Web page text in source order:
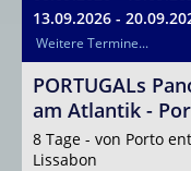
13.09.2026 -
Weitere Termine...
PORTUGALs
am Atlantik -
8 Tage - von Porto
Lissabon